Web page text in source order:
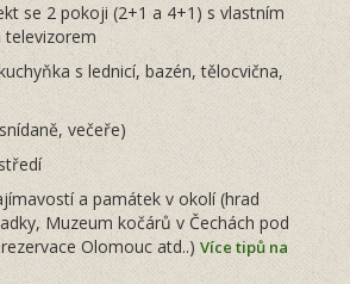
se 2 pokoji (2+1 a 4+1) s vlastním
televizorem
s lednicí, bazén, tělocvična,
večeře)
a památek v okolí (hrad
Muzeum kočárů v Čechách pod
Olomouc atd..) Více tipů na